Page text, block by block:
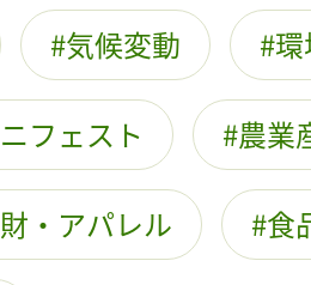
気候変動
フェスト 農業
・アパレル 食